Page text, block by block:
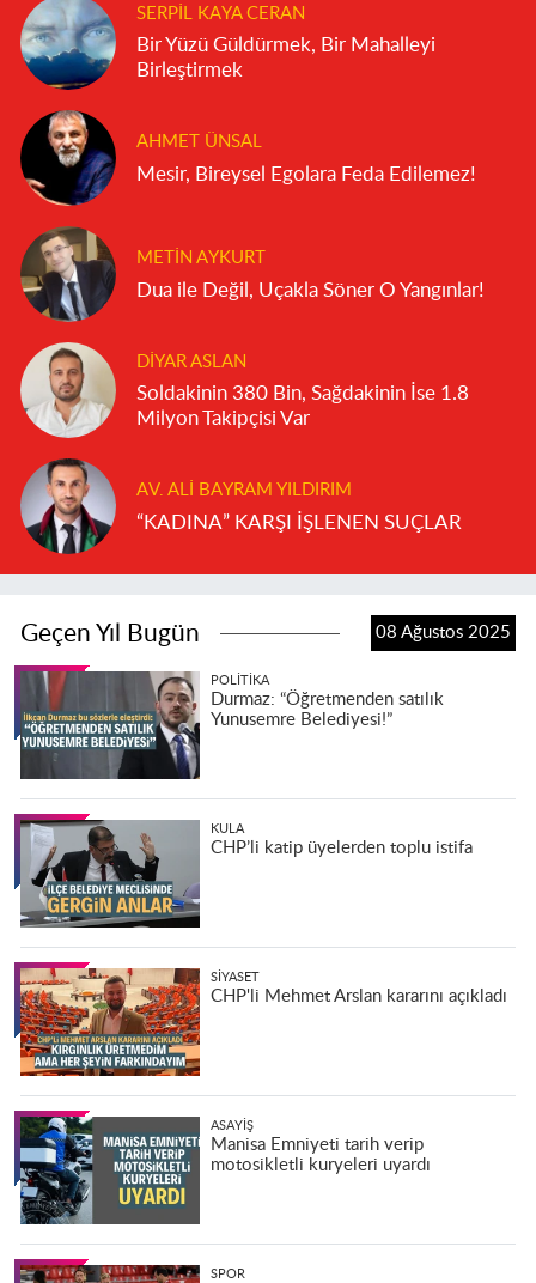
SERPIL KAYA CERAN
Bir Yüzü Güldürmek, Bir Mahalleyi
Birleştirmek
AHMET ÜNSAL
Mesir, Bireysel Egolara Feda Edilemez!
METIN AYKURT
Dua ile Değil, Uçakla Söner O Yangınlar!
DIYAR ASLAN
Soldakinin 380 Bin, Sağdakinin İse 1.8
Milyon Takipçisi Var
AV. ALI BAYRAM YILDIRIM
“KADINA” KARŞI İŞLENEN SUÇLAR
Geçen Yıl Bugün 08 Ağustos 2025
POLITIKA
Durmaz: “Öğretmenden satılık
Yunusemre Belediyesi!”
KULA
CHP’li katip üyelerden toplu istifa
SIYASET
CHP'li Mehmet Arslan kararını açıkladı
ASAYIŞ
Manisa Emniyeti tarih verip
motosikletli kuryeleri uyardı
SPOR